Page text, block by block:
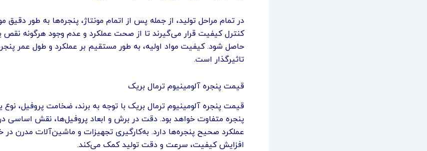
در تمام مراحل تولید، از جمله پس از اتمام مونتاژ، پنجره‌ها به طور دقیق
کنترل کیفیت قرار می‌گیرند تا از صحت عملکرد و عدم وجود هرگونه نقص
حاصل شود. کیفیت مواد اولیه، به طور مستقیم بر عملکرد و طول عمر
تاثیرگذار است.
قیمت پنجره آلومینیوم ترمال بریک
قیمت پنجره آلومینیوم ترمال بریک با توجه به برند، ضخامت پروفیل، نوع
پنجره متفاوت خواهد بود. دقت در برش و ابعاد پروفیل‌ها، نقش اساسی
عملکرد صحیح پنجره‌ها دارد. به‌کارگیری تجهیزات و ماشین‌آلات مدرن در
افزایش کیفیت، سرعت و دقت تولید کمک می‌کند.